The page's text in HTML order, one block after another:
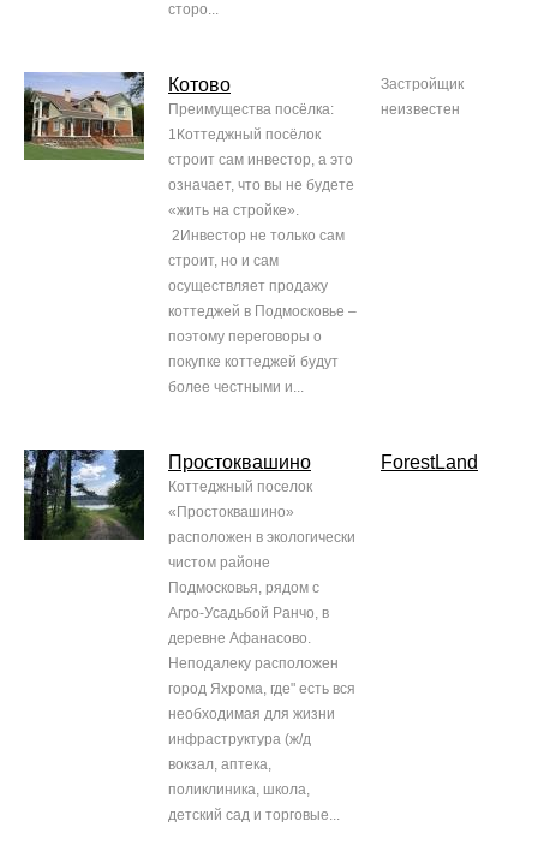
сторо...
Котово
Преимущества посёлка:
1Коттеджный посёлок
строит сам инвестор, а это
означает, что вы не будете
«жить на стройке».
2Инвестор не только сам
строит, но и сам
осуществляет продажу
коттеджей в Подмосковье –
поэтому переговоры о
покупке коттеджей будут
более честными и...
Застройщик
неизвестен
Простоквашино
Коттеджный поселок
«Простоквашино»
расположен в экологически
чистом районе
Подмосковья, рядом с
Агро-Усадьбой Ранчо, в
деревне Афанасово.
Неподалеку расположен
город Яхрома, где" есть вся
необходимая для жизни
инфраструктура (ж/д
вокзал, аптека,
поликлиника, школа,
детский сад и торговые...
ForestLand